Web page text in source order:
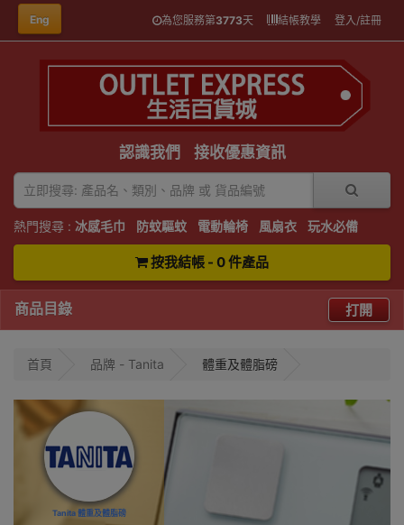
Eng 為您服務第3773天 結帳教學 登入/註冊
認識我們 接收優惠資訊
熱門搜尋 : 冰感毛巾 防蚊驅蚊 電動輪椅 風扇衣 玩水必備
按我結帳 - 0 件產品
商品目錄 打開
首頁 品牌 - Tanita 體重及體脂磅
Tanita 體重及體脂磅